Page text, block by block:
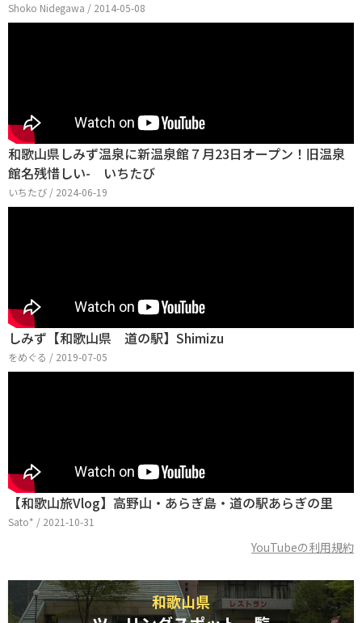
Shoko Nidegawa / 2014-05-08
和歌山県しみず温泉に新温泉館７月23日オープン！旧温泉
館名残惜しい- いちたび
いちたび / 2024-06-19
しみず【和歌山県 道の駅】Shimizu
をめぐる / 2019-07-05
【和歌山旅Vlog】高野山・あらぎ島・道の駅あらぎの里
Sato* / 2021-10-31
YouTubeの利用規約
和歌山県